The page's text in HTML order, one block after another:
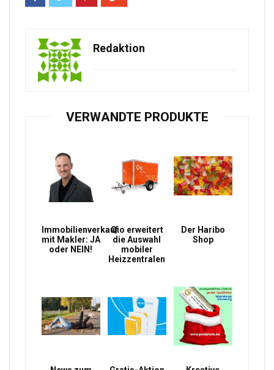
Redaktion
VERWANDTE PRODUKTE
Immobilienverkauf
mit Makler: JA
oder NEIN!
Qio erweitert
die Auswahl
mobiler
Heizzentralen
Der Haribo
Shop